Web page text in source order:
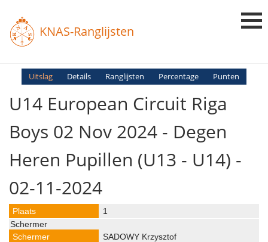
KNAS-Ranglijsten
Login
Ranglijsten
Uitslag Details Ranglijsten Percentage Punten
U14 European Circuit Riga
Boys 02 Nov 2024 - Degen
Heren Pupillen (U13 - U14) -
02-11-2024
1
SADOWY Krzysztof